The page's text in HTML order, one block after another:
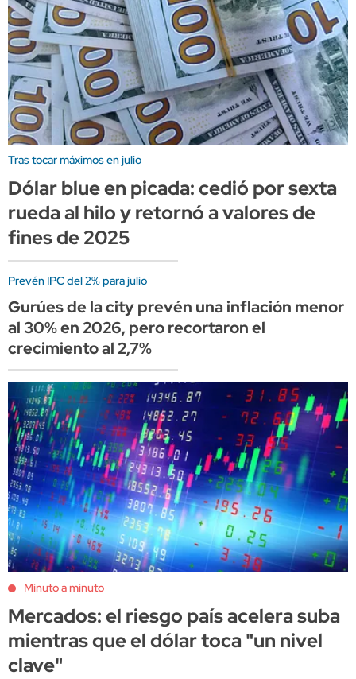
Tras tocar máximos en julio
Dólar blue en picada: cedió por sexta
rueda al hilo y retornó a valores de
fines de 2025
Prevén IPC del 2% para julio
Gurúes de la city prevén una inflación menor
al 30% en 2026, pero recortaron el
crecimiento al 2,7%
Minuto a minuto
Mercados: el riesgo país acelera suba
mientras que el dólar toca "un nivel
clave"